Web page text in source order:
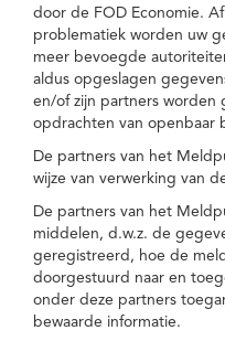
door de FOD Economie.
problematiek worden uw
meer bevoegde
aldus opgeslagen
en/of zijn partners worden
opdrachten van openbaar
De partners van het
wijze van verwerking van
De partners van het
middelen, d.w.z. de
geregistreerd, hoe de
doorgestuurd naar en
onder deze partners
bewaarde informatie.